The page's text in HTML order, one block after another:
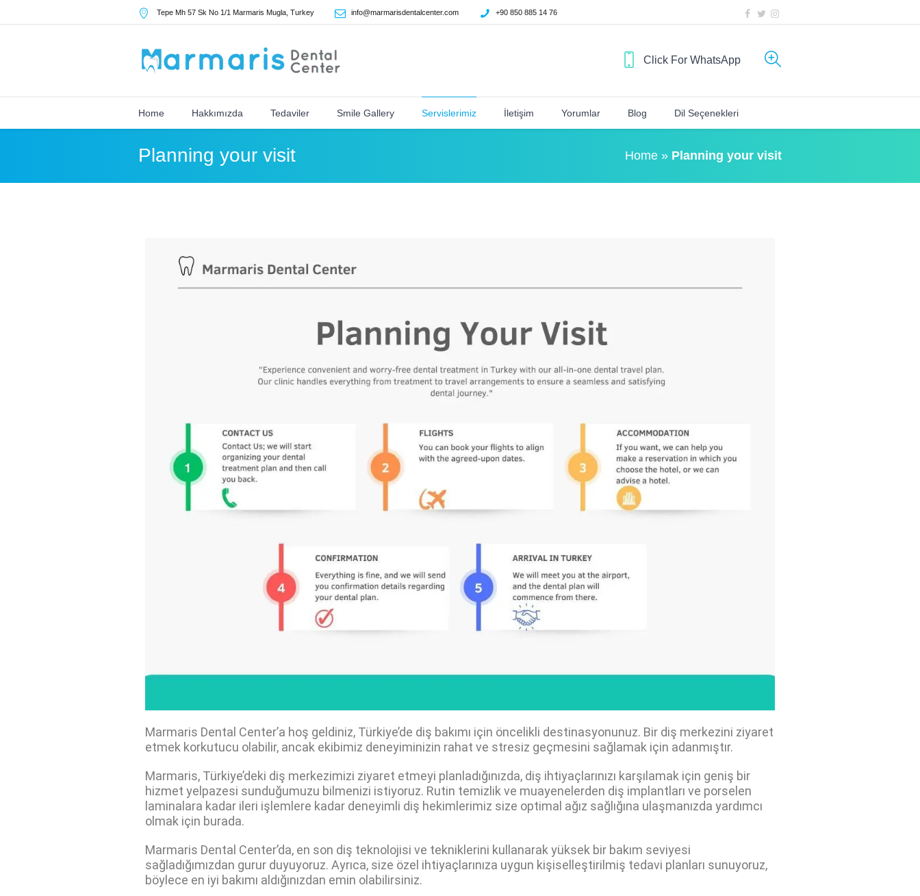
Tepe Mh 57 Sk No 1/1 Marmaris Mugla Turkey info@marmarisdentalcenter.com +90 850 885 14 76
Click For WhatsApp
Home Hakkımızda Tedaviler Smile Gallery Servislerimiz İletişim Yorumlar Blog Dil Seçenekleri
Planning your visit Home » Planning your visit
Marmaris Dental Center’a hoş geldiniz, Türkiye’de diş bakımı için öncelikli destinasyonunuz. Bir diş merkezini ziyaret
etmek korkutucu olabilir, ancak ekibimiz deneyiminizin rahat ve stresiz geçmesini sağlamak için adanmıştır.
Marmaris, Türkiye’deki diş merkezimizi ziyaret etmeyi planladığınızda, diş ihtiyaçlarınızı karşılamak için geniş bir
hizmet yelpazesi sunduğumuzu bilmenizi istiyoruz. Rutin temizlik ve muayenelerden diş implantları ve porselen
laminalara kadar ileri işlemlere kadar deneyimli diş hekimlerimiz size optimal ağız sağlığına ulaşmanızda yardımcı
olmak için burada.
Marmaris Dental Center’da, en son diş teknolojisi ve tekniklerini kullanarak yüksek bir bakım seviyesi
sağladığımızdan gurur duyuyoruz. Ayrıca, size özel ihtiyaçlarınıza uygun kişiselleştirilmiş tedavi planları sunuyoruz,
böylece en iyi bakımı aldığınızdan emin olabilirsiniz.